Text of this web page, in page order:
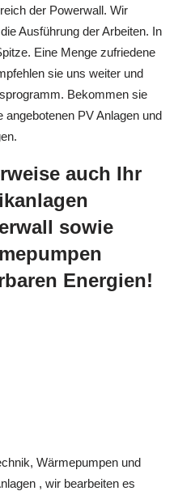
der Powerwall. Wir
Ausführung der Arbeiten. In
Eine Menge zufriedene
sie uns weiter und
Bekommen sie
PV Anlagen und
auch Ihr
sowie
Energien!
Wärmepumpen und
, wir bearbeiten es